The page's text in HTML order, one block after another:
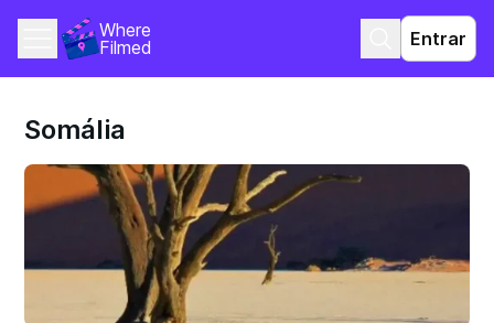
Where
Filmed
Entrar
Somália